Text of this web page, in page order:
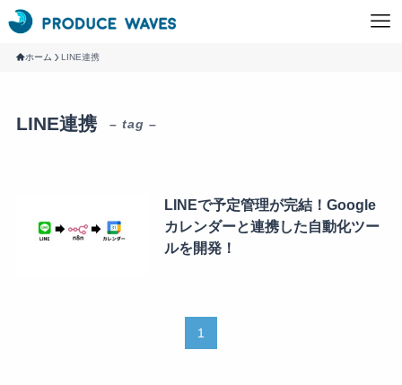
ホーム LINE連携
LINE連携 – tag –
LINEで予定管理が完結！Google
カレンダーと連携した自動化ツー
ルを開発！
1